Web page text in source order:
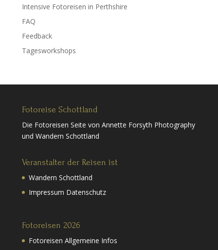
Intensive Fotoreisen in Perthshire
FAQ
Feedback
Tagesworkshops
Fotoreise Schottland
Die Fotoreisen Seite von Annette Forsyth Photography
und Wandern Schottland
Veranstalter der Reisen ist
Wandern Schottland
Impressum Datenschutz
Fotoreisen 2026
Fotoreisen Allgemeine Infos